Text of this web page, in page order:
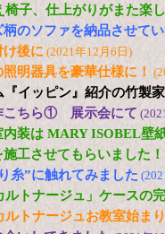
椅子、仕上がりがまた楽
のソファを納品させて
け後に (2021年12月6日)
明器具を豪華仕様に！
イッピン』紹介の竹製
こちら① 展示会にて
内装は MARY ISOBEL壁
工させてもらいました！
糸”に触れてみました
ルトナージュ」ケースの
ルトナージュお教室始ま